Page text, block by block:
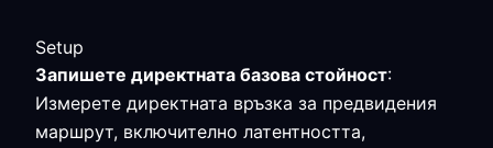
Setup
Запишете директната базова стойност:
Измерете директната връзка за предвидения
маршрут, включително латентността,